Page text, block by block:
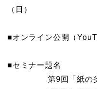
（日）
■オンライン公開（
■セミナー題名
第9回「紙の劣化